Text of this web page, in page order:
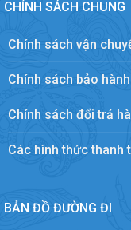
CHÍNH SÁCH CHUNG
Chính sách vận
Chính sách bảo hành
Chính sách đổi trả
Các hình thức thanh
BẢN ĐỒ ĐƯỜNG ĐI